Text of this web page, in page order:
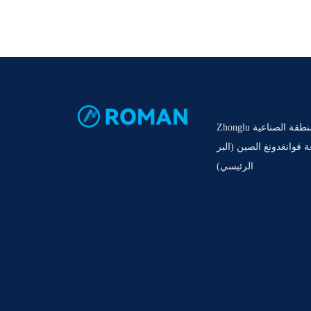
الطابق 5 ، المبنى الثاني ، المنطقة الصناعية Zhonglu
الصين (البر
الرئيسي)